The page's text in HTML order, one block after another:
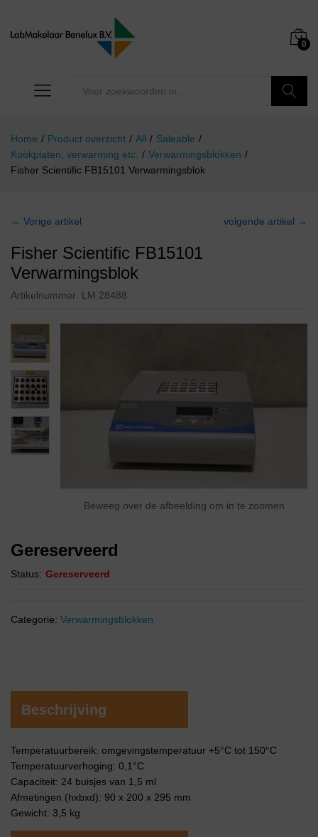
0
Home / Product overzicht / All / Saleable /
Kookplaten, verwarming etc. / Verwarmingsblokken /
Fisher Scientific FB15101 Verwarmingsblok
← Vorige artikel volgende artikel →
Fisher Scientific FB15101
Verwarmingsblok
Artikelnummer: LM 28488
Beweeg over de afbeelding om in te zoomen
Gereserveerd
Status: Gereserveerd
Categorie: Verwarmingsblokken
Beschrijving
Temperatuurbereik: omgevingstemperatuur +5°C tot 150°C
Temperatuurverhoging: 0,1°C
Capaciteit: 24 buisjes van 1,5 ml
Afmetingen (hxbxd): 90 x 200 x 295 mm
Gewicht: 3,5 kg